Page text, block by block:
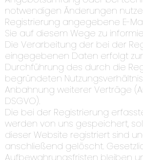
notwendigen Änderungen
Registrierung angegebene E-
Sie auf diesem Wege zu
Die Verarbeitung der bei der
eingegebenen Daten erfolgt
Durchführung des durch die
begründeten
Anbahnung weiterer Verträge
DSGVO).
Die bei der Registrierung
werden von uns gespeichert,
dieser Website registriert sind
anschließend gelöscht.
Aufbewahrungsfristen bleiben